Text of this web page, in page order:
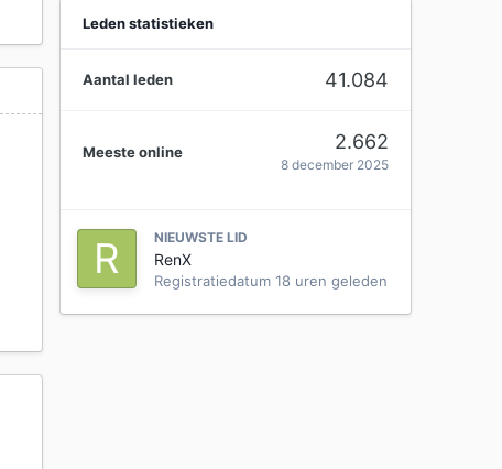
Leden statistieken
Aantal leden 41.084
Meeste online 2.662
8 december 2025
NIEUWSTE LID
RenX
Registratiedatum 18 uren geleden